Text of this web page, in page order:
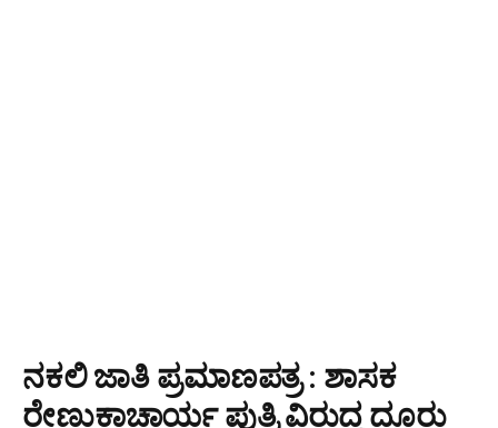
ನಕಲಿ ಜಾತಿ ಪ್ರಮಾಣಪತ್ರ : ಶಾಸಕ
ರೇಣುಕಾಚಾರ್ಯ ಪುತ್ರಿ ವಿರುದ್ಧ ದೂರು